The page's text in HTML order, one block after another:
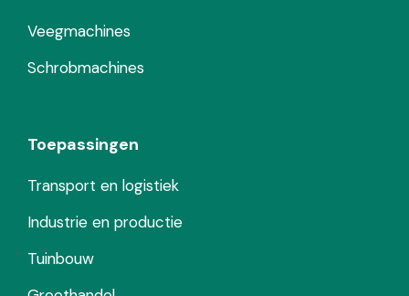
Veegmachines
Schrobmachines
Toepassingen
Transport en logistiek
Industrie en productie
Tuinbouw